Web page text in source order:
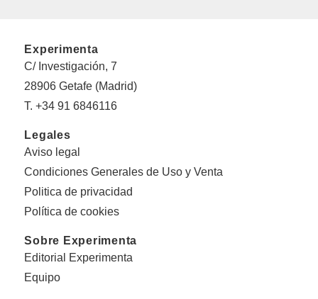
Experimenta
C/ Investigación, 7
28906 Getafe (Madrid)
T. +34 91 6846116
Legales
Aviso legal
Condiciones Generales de Uso y Venta
Politica de privacidad
Política de cookies
Sobre Experimenta
Editorial Experimenta
Equipo